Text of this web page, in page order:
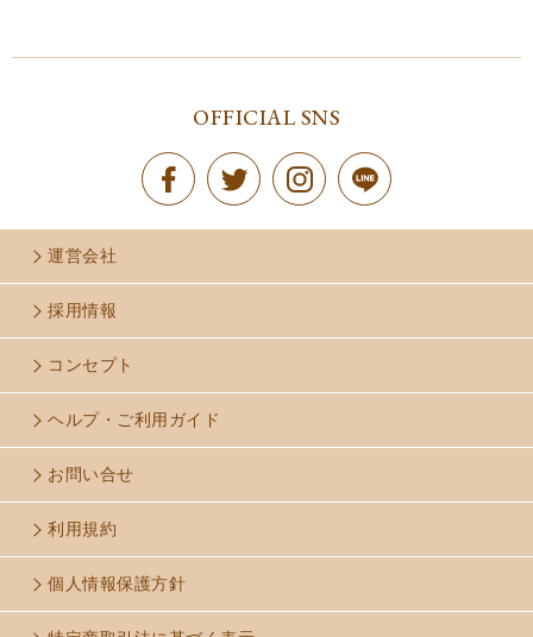
OFFICIAL SNS
運営会社
採用情報
コンセプト
ヘルプ・ご利用ガイド
お問い合せ
利用規約
個人情報保護方針